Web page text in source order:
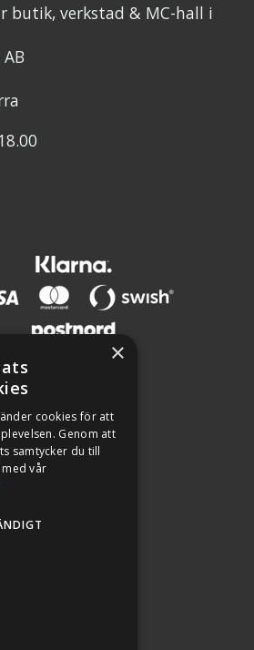
butik, verkstad & MC-hall i
×
cookies för att
Genom att
samtycker du till
vår